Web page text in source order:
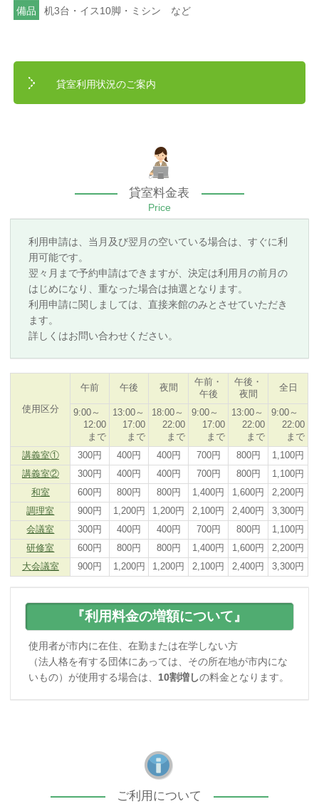
備品 机3台・イス10脚・ミシン など
貸室利用状況のご案内
貸室料金表
Price
利用申請は、当月及び翌月の空いている場合は、すぐに利
用可能です。
翌々月まで予約申請はできますが、決定は利用月の前月の
はじめになり、重なった場合は抽選となります。
利用申請に関しましては、直接来館のみとさせていただき
ます。
詳しくはお問い合わせください。
使用区分
午前 午後 夜間
午前・
午後
午後・
夜間
全日
9:00～
12:00
まで
13:00～
17:00
まで
18:00～
22:00
まで
9:00～
17:00
まで
13:00～
22:00
まで
9:00～
22:00
まで
講義室①
300円 400円 400円 700円 800円
1,100円
講義室②
300円 400円 400円 700円 800円
1,100円
和室
600円 800円 800円 1,400円 1,600円
2,200円
調理室
900円 1,200円 1,200円 2,100円 2,400円
3,300円
会議室
300円 400円 400円 700円 800円
1,100円
研修室
600円 800円 800円 1,400円 1,600円
2,200円
大会議室
900円 1,200円 1,200円 2,100円 2,400円 3,300円
『利用料金の増額について』
使用者が市内に在住、在勤または在学しない方
（法人格を有する団体にあっては、その所在地が市内にな
いもの）が使用する場合は、 10割増しの料金となります。
ご利用について